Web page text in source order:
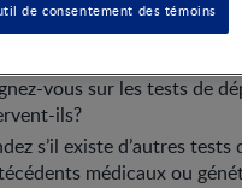
vous sur les tests de
ils?
s’il existe d’autres
médicaux ou
de consentement des témoins